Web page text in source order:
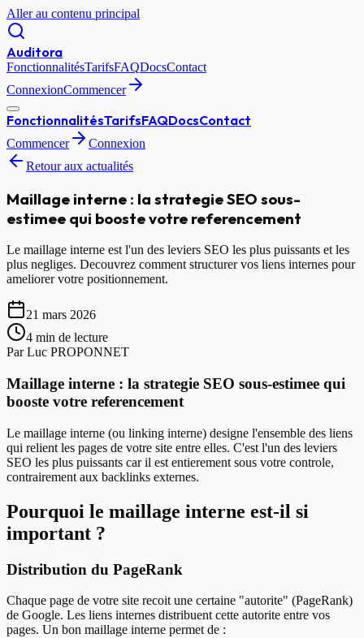
Aller au contenu principal
Auditora
FonctionnalitésTarifsFAQDocsContact
ConnexionCommencer
FonctionnalitésTarifsFAQDocsContact
Commencer
Connexion
Retour aux actualités
Maillage interne : la strategie SEO sous-
estimee qui booste votre referencement
Le maillage interne est l'un des leviers SEO les plus puissants et les
plus negliges. Decouvrez comment structurer vos liens internes pour
ameliorer votre positionnement.
21 mars 2026
4 min de lecture
ParLuc PROPONNET
Maillage interne : la strategie SEO sous-estimee qui
booste votre referencement
Le maillage interne (ou linking interne) designe l'ensemble des liens
qui relient les pages de votre site entre elles. C'est l'un des leviers
SEO les plus puissants car il est entierement sous votre controle,
contrairement aux backlinks externes.
Pourquoi le maillage interne est-il si
important ?
Distribution du PageRank
Chaque page de votre site recoit une certaine "autorite" (PageRank)
de Google. Les liens internes distribuent cette autorite entre vos
pages. Un bon maillage interne permet de :